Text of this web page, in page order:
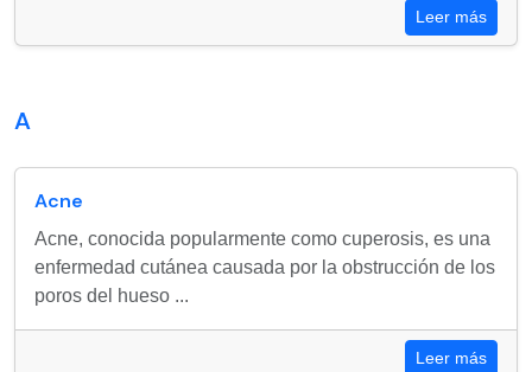
Leer más
A
Acne
Acne, conocida popularmente como cuperosis, es una
enfermedad cutánea causada por la obstrucción de los
poros del hueso ...
Leer más